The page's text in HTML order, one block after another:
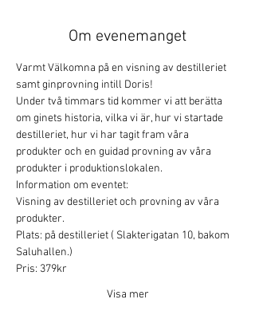
Om evenemanget
Varmt Välkomna på en visning av destilleriet
samt ginprovning intill Doris!
Under två timmars tid kommer vi att berätta
om ginets historia, vilka vi är, hur vi startade
destilleriet, hur vi har tagit fram våra
produkter och en guidad provning av våra
produkter i produktionslokalen.
Information om eventet:
Visning av destilleriet och provning av våra
produkter.
Plats: på destilleriet ( Slakterigatan 10, bakom
Saluhallen.)
Pris: 379kr
Visa mer